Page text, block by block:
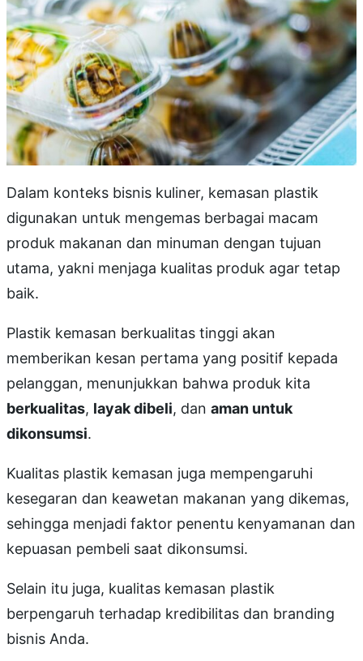
Dalam konteks bisnis kuliner, kemasan plastik
digunakan untuk mengemas berbagai macam
produk makanan dan minuman dengan tujuan
utama, yakni menjaga kualitas produk agar tetap
baik.
Plastik kemasan berkualitas tinggi akan
memberikan kesan pertama yang positif kepada
pelanggan, menunjukkan bahwa produk kita
berkualitas, layak dibeli, dan aman untuk
dikonsumsi.
Kualitas plastik kemasan juga mempengaruhi
kesegaran dan keawetan makanan yang dikemas,
sehingga menjadi faktor penentu kenyamanan dan
kepuasan pembeli saat dikonsumsi.
Selain itu juga, kualitas kemasan plastik
berpengaruh terhadap kredibilitas dan branding
bisnis Anda.